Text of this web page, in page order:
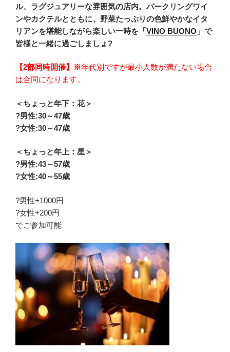
ル、ラグジュアリーな雰囲気の店内。パークリングワイ
ンやカクテルとともに、野菜たっぷりの色鮮やかなイタ
リアンを堪能しながら楽しい一時を「VINO BUONO 」で
皆様と一緒に過ごしましょ?
【2部同時開催】※年代別ですが最小人数が満たない場合
は合同になります。
＜ちょっと年下：花＞
?男性:30～47歳
?女性:30～47歳
＜ちょっと年上：星＞
?男性:43～57歳
?女性:40～55歳
?男性+1000円
?女性+200円
でご参加可能